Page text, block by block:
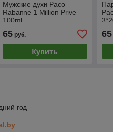
Мужские духи Paco
Rabanne 1 Million Prive
100ml
65руб.
Купить
65
год